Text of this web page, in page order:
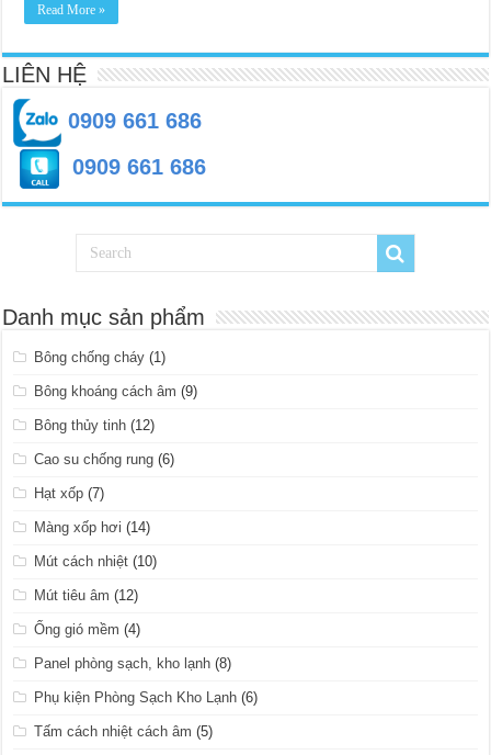
Read More »
LIÊN HỆ
0909 661 686
0909 661 686
Danh mục sản phẩm
Bông chống cháy (1)
Bông khoáng cách âm (9)
Bông thủy tinh (12)
Cao su chống rung (6)
Hạt xốp (7)
Màng xốp hơi (14)
Mút cách nhiệt (10)
Mút tiêu âm (12)
Ống gió mềm (4)
Panel phòng sạch, kho lạnh (8)
Phụ kiện Phòng Sạch Kho Lạnh (6)
Tấm cách nhiệt cách âm (5)